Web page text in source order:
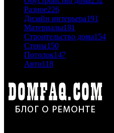
Разное226
Дизайн интерьера191
Материалы181
Строительство дома154
Стены150
Потолок147
Авто118